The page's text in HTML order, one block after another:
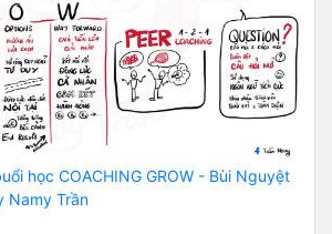
học COACHING GROW - Bùi Nguyệt
Namy Trần